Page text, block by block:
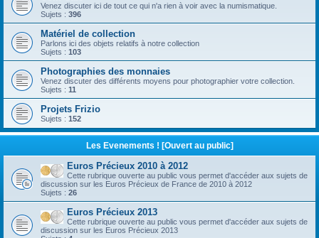
Venez discuter ici de tout ce qui n'a rien à voir avec la numismatique.
Sujets : 396
Matériel de collection
Parlons ici des objets relatifs à notre collection
Sujets : 103
Photographies des monnaies
Venez discuter des différents moyens pour photographier votre collection.
Sujets : 11
Projets Frizio
Sujets : 152
Les Evenements ! [Ouvert au public]
Euros Précieux 2010 à 2012
Cette rubrique ouverte au public vous permet d'accéder aux sujets de
discussion sur les Euros Précieux de France de 2010 à 2012
Sujets : 26
Euros Précieux 2013
Cette rubrique ouverte au public vous permet d'accéder aux sujets de
discussion sur les Euros Précieux 2013